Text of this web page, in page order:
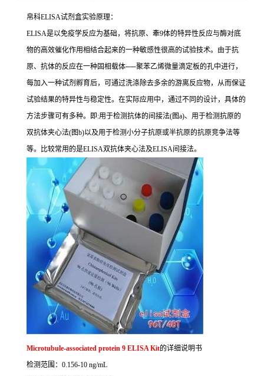
帛科ELISA试剂盒实验原理：
ELISA是以免疫学反应为基础，将抗原、牽9体的特异性反应与酶对底
物的高效催化作用相结合起来的一种敏感性很高的试验技术。由于抗
原、抗体的反应在一种固相载体──聚苯乙烯微量滴定板的孔中进行，
每加入一种试剂孵育后，可通过洗涤除去多余的游离反应物，从而保证
试验结果的特异性与稳定性。在实际应用中，通过不同的设计，具体的
方法步骤可有多种。即:用于检测抗体的间接法(图a)、用于检测抗原的
双抗体夹心法(图b)以及用于检测小分子抗原或半抗原的抗原竞争法等
等。比较常用的是ELISA双抗体夹心法及ELISA间接法。
Microtubule-associated protein 9 ELISA Kit的详细说明书
检测范围： 0.156-10 ng/mL